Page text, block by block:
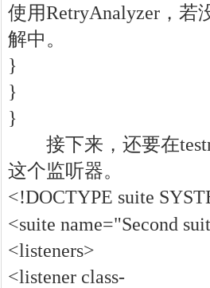
使用RetryAnalyzer，若
解中。
}
}
}
接下来，还要在
这个监听器。
<!DOCTYPE suite
<suite name="Second
<listeners>
<listener class-